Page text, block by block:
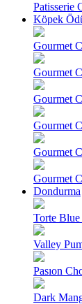
Patisserie
Köpek
Gourmet
Gourmet
Gourmet
Gourmet
Gourmet
Gourmet
Dondurma
Torte
Valley
Pasıon
Dark